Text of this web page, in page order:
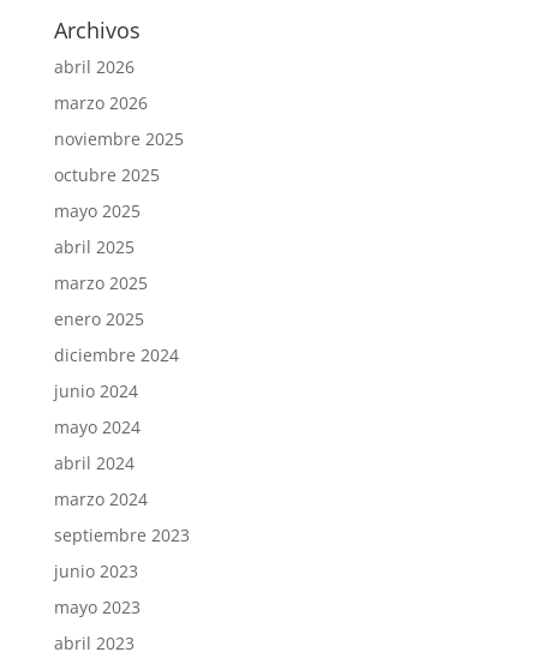
Archivos
abril 2026
marzo 2026
noviembre 2025
octubre 2025
mayo 2025
abril 2025
marzo 2025
enero 2025
diciembre 2024
junio 2024
mayo 2024
abril 2024
marzo 2024
septiembre 2023
junio 2023
mayo 2023
abril 2023